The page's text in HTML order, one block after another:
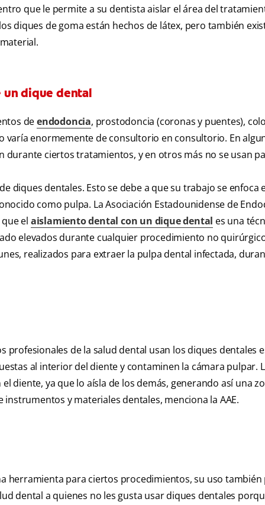
que le permite a su dentista aislar el área del
diques de goma están hechos de látex, pero también
un dique dental
deendodoncia, prostodoncia (coronas y puentes),
enormemente de consultorio en consultorio. En
durante ciertos tratamientos, y en otros más no se usan
diques dentales. Esto se debe a que su trabajo se enfoca
como pulpa. La Asociación Estadounidense de
el aislamiento dental con un dique dental es una
elevados durante cualquier procedimiento no
realizados para extraer la pulpa dental infectada,
profesionales de la salud dental usan los diques dentales
al interior del diente y contaminen la cámara pulpar.
diente, ya que lo aísla de los demás, generando así una
y materiales dentales, menciona la AAE.
herramienta para ciertos procedimientos, su uso también
dental a quienes no les gusta usar diques dentales